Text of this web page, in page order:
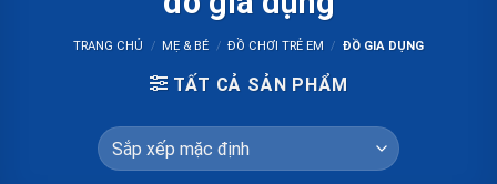
TRANG CHỦ / MẸ & BÉ / ĐỒ CHƠI TRẺ EM / ĐỒ GIA DỤNG
TẤT CẢ SẢN PHẨM